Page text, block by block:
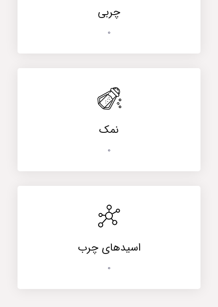
چربی
0
نمک
0
اسیدهای چرب
0